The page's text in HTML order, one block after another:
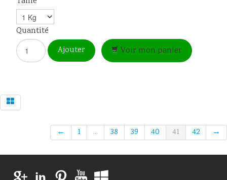
Quantité
Ajouter
Voir mon panier
← 1 ... 38 39 40 41 42 →